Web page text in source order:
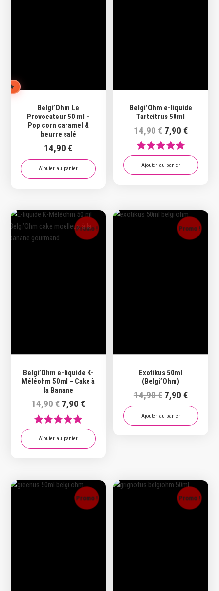
Belgi’Ohm Le
Provocateur 50 ml –
Pop corn caramel &
beurre salé
14,90€
Ajouter au panier
Belgi’Ohm e-liquide
Tartcitrus 50ml
14,90€ Le
prix
initial
était :
14,90 €.
7,90 €Le
est :
7,90 €.
Ajouter au panier
Promo !
Belgi’Ohm e-liquide K-
Méléohm 50ml – Cake à
la Banane
14,90€ Le
prix
initial
était :
14,90 €.
7,90€Le
est :
7,90 €.
Ajouter au panier
Promo !
Exotikus 50ml
(Belgi’Ohm)
14,90€ Le
prix
initial
était :
7,90 €Le
prix
actuel
est :
Ajouter au panier
Promo ! Promo !